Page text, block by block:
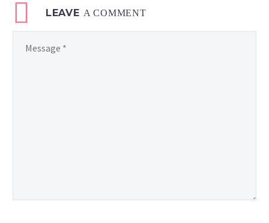
LEAVE A COMMENT